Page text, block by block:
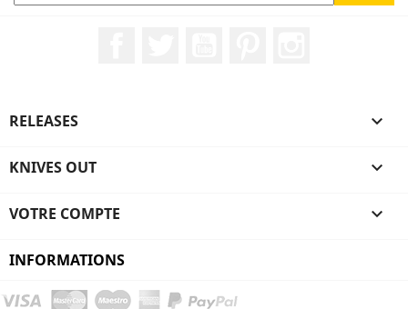
RELEASES 
KNIVES OUT 
VOTRE COMPTE 
INFORMATIONS